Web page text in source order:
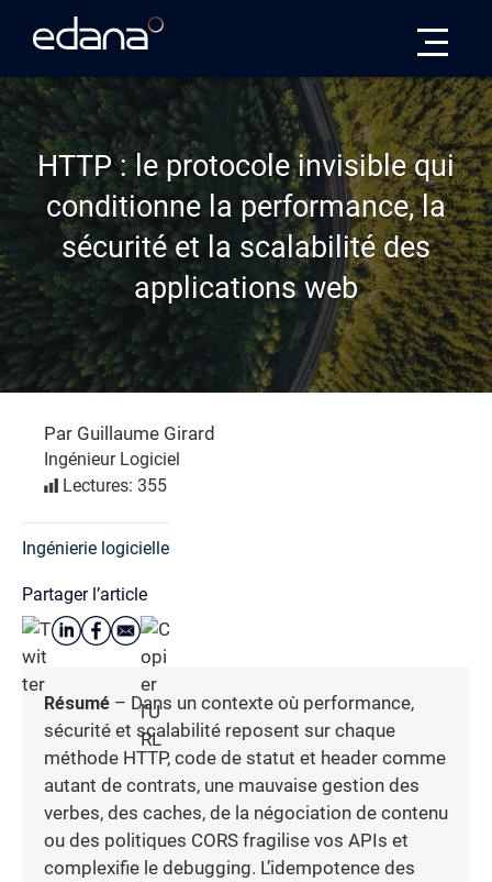
HTTP : le protocole invisible qui
conditionne la performance, la
sécurité et la scalabilité des
applications web
Par Guillaume Girard
Ingénieur Logiciel
Lectures: 355
Ingénierie logicielle
Partager l’article
Résumé – Dans un contexte où performance,
sécurité et scalabilité reposent sur chaque
méthode HTTP, code de statut et header comme
autant de contrats, une mauvaise gestion des
verbes, des caches, de la négociation de contenu
ou des politiques CORS fragilise vos APIs et
complexifie le debugging. L’idempotence des